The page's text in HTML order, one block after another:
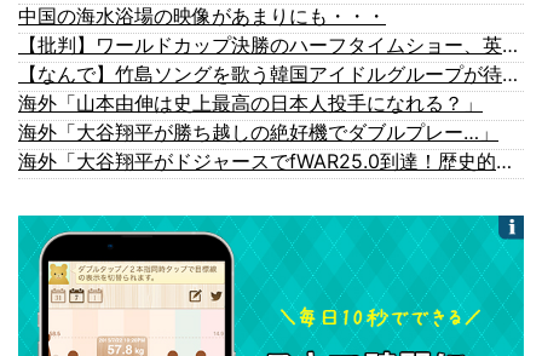
中国の海水浴場の映像があまりにも・・・
【批判】ワールドカップ決勝のハーフタイムショー、英紙｢BTSが出てきて悪夢かと思った｣
【なんで】竹島ソングを歌う韓国アイドルグループが待望の日本デビュー
海外「山本由伸は史上最高の日本人投手になれる？」
海外「大谷翔平が勝ち越しの絶好機でダブルプレー…」
海外「大谷翔平がドジャースでfWAR25.0到達！歴史的ペースに海外騒然…」